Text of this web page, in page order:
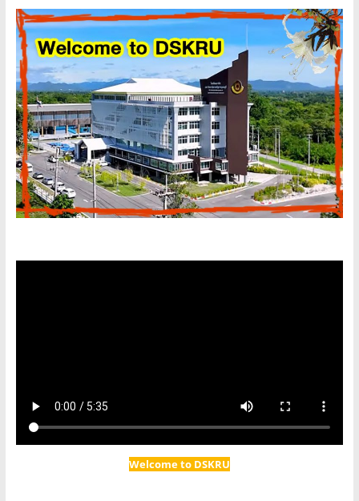
Welcome to DSKRU